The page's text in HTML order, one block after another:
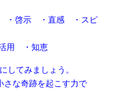
・啓示 ・直感 ・スピ
活用 ・知恵
してみましょう。
さな奇跡を起こす力で